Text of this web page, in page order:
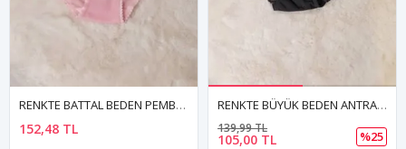
RENKTE BATTAL BEDEN PEMBE TÜLLÜ DANTELLİ KÜLOT
152,48 TL
RENKTE BÜYÜK BEDEN ANTRASİT ARKASI DANTELLİ KÜLOT
105,00 TL
139,99 TL
%25